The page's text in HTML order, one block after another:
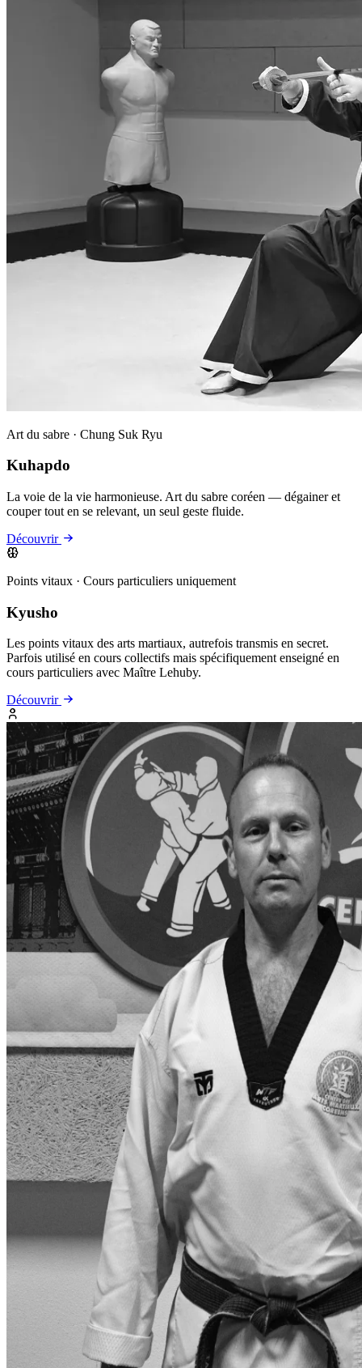
Art du sabre · Chung Suk Ryu
Kuhapdo
La voie de la vie harmonieuse. Art du sabre coréen — dégainer et
couper tout en se relevant, un seul geste fluide.
Découvrir
Points vitaux · Cours particuliers uniquement
Kyusho
Les points vitaux des arts martiaux, autrefois transmis en secret.
Parfois utilisé en cours collectifs mais spécifiquement enseigné en
cours particuliers avec Maître Lehuby.
Découvrir